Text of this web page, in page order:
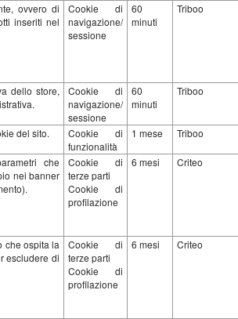
ovvero di
inseriti nel
Cookie di
navigazione/
sessione
60
minuti
Triboo
dello store,
Cookie di
navigazione/
sessione
60
minuti
Triboo
del sito.
Cookie di
funzionalità
1 mese Triboo
che
nei banner
Cookie di
terze parti
Cookie di
profilazione
6 mesi Criteo
che ospita la
escludere di
Cookie di
terze parti
Cookie di
profilazione
6 mesi Criteo